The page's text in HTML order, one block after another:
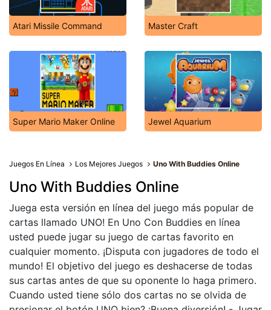
Atari Missile Command Master Craft
Super Mario Maker Online Jewel Aquarium
Juegos En Línea Los Mejores Juegos Uno With Buddies Online
Uno With Buddies Online
Juega esta versión en línea del juego más popular de
cartas llamado UNO! En Uno Con Buddies en línea
usted puede jugar su juego de cartas favorito en
cualquier momento. ¡Disputa con jugadores de todo el
mundo! El objetivo del juego es deshacerse de todas
sus cartas antes de que su oponente lo haga primero.
Cuando usted tiene sólo dos cartas no se olvida de